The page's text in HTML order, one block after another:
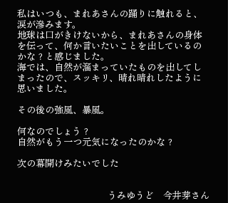
私はいつも、まれあさんの踊りに触れると、
涙が滲みます。
地球は口がきけないから、まれあさんの身体
を伝って、何か言いたいことを出しているの
かな？と感じました。
海では、自然が溜まっていたものを出してし
まったので、スッキリ、晴れ晴れしたように
思いました。
その後の強風、暴風。
何なのでしょう？
自然がもう一つ元気になったのかな？
次の幕開けみたいでした
うみゆうど 今井芽さん